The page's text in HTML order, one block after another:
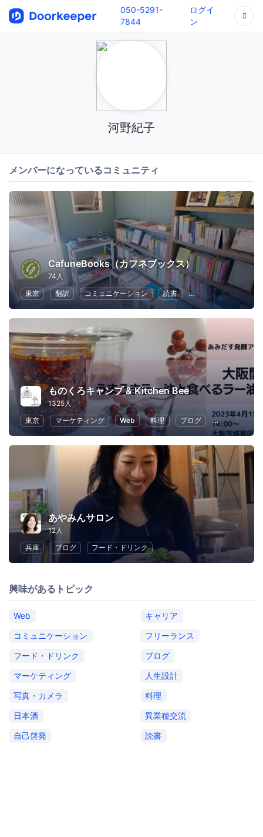
050-5291-
7844
ログイ
ン
河野紀子
メンバーになっているコミュニティ
CafuneBooks（カフネブックス）
74人
東京
翻訳 コミュニケーション 読書 フリーランス ラ
ものくろキャンプ & Kitchen Bee
1325人
東京
マーケティング Web 料理 ブログ SEO（検索エ
あやみんサロン
12人
兵庫
ブログ フード・ドリンク
興味があるトピック
Web
キャリア
コミュニケーション
フリーランス
フード・ドリンク
ブログ
マーケティング
人生設計
写真・カメラ
料理
日本酒
異業種交流
自己啓発
読書